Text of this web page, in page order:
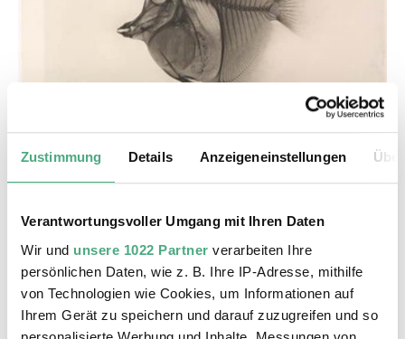
Zustimmung Details Anzeigeneinstellungen
Verantwortungsvoller Umgang mit Ihren Daten
Wir und unsere 1022 Partner verarbeiten Ihre
persönlichen Daten, wie z. B. Ihre IP-Adresse, mithilfe
von Technologien wie Cookies, um Informationen auf
Ihrem Gerät zu speichern und darauf zuzugreifen und so
In: Versuche über Photographie mittelst der
Copyright: The Metropolitan Museum of Art, New
Gleich zu Beginn der Ausstellung sind geröntgte